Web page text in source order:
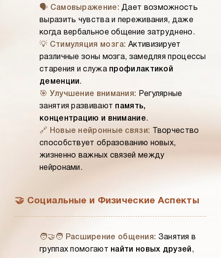
🗣️ Самовыражение: Дает возможность
выразить чувства и переживания, даже
когда вербальное общение затруднено.
💡 Стимуляция мозга: Активизирует
различные зоны мозга, замедляя процессы
старения и служа профилактикой
деменции .
🎯 Улучшение внимания: Регулярные
занятия развивают память,
концентрацию и внимание.
🔗 Новые нейронные связи: Творчество
способствует образованию новых,
жизненно важных связей между
нейронами.
🤝 Социальные и Физические Аспекты
🧑‍🤝‍🧑 Расширение общения: Занятия в
группах помогают найти новых друзей ,